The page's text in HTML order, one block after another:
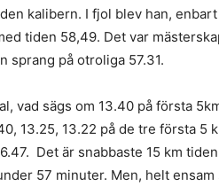
kalibern. I fjol blev han,
tiden 58,49. Det var
sprang på otroliga 57.31.
vad sägs om 13.40 på första
13.25, 13.22 på de tre första 5
Det är snabbaste 15 km
57 minuter. Men, helt